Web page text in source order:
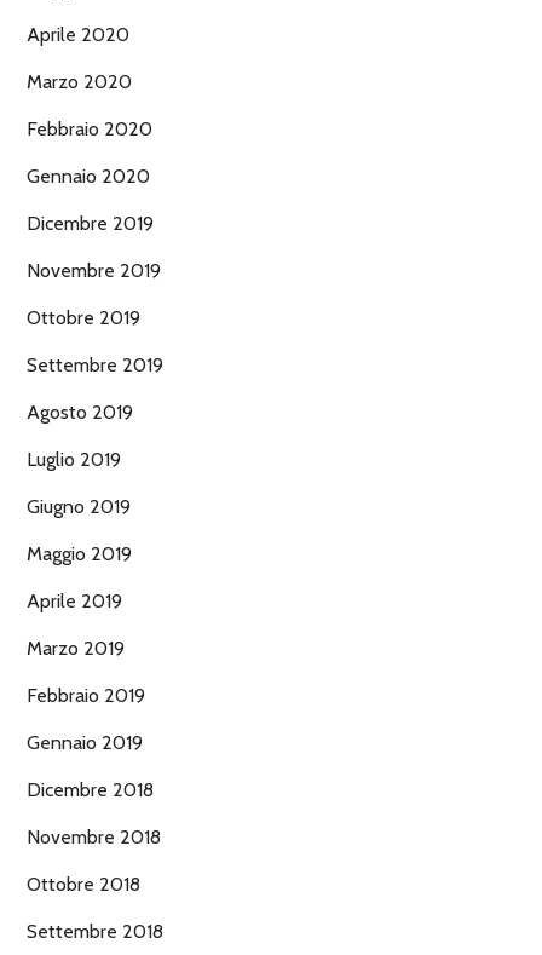
Aprile 2020
Marzo 2020
Febbraio 2020
Gennaio 2020
Dicembre 2019
Novembre 2019
Ottobre 2019
Settembre 2019
Agosto 2019
Luglio 2019
Giugno 2019
Maggio 2019
Aprile 2019
Marzo 2019
Febbraio 2019
Gennaio 2019
Dicembre 2018
Novembre 2018
Ottobre 2018
Settembre 2018